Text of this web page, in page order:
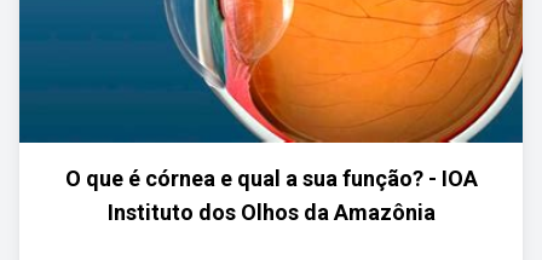
O que é córnea e qual a sua função? - IOA
Instituto dos Olhos da Amazônia